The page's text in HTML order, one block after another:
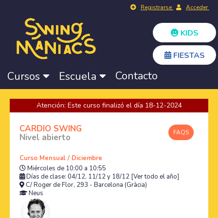
Registrarse Acceder
KIDS
FIESTAS
Cursos Escuela Contacto
Atención: Este curso finalizó el día 18-12-2024
FAQS
CARDIO SWING
Nivel abierto
Curso Mensual / Diciembre
Miércoles de 10:00 a 10:55
Días de clase: 04/12, 11/12 y 18/12 [Ver todo el año]
C/ Roger de Flor, 293 - Barcelona (Gràcia)
Neus